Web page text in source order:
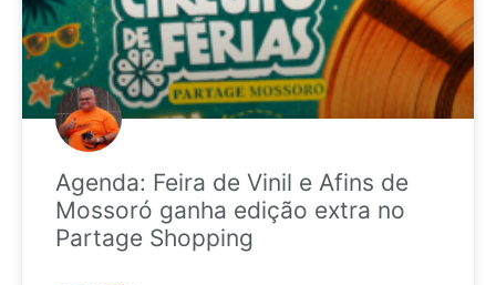
Agenda: Feira de Vinil e Afins de
Mossoró ganha edição extra no
Partage Shopping